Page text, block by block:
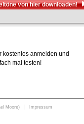
von hier downloaden!
kostenlos anmelden und
mal testen!
Moore) Impressum